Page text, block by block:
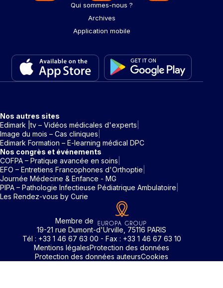
Qui sommes-nous ?
Archives
Application mobile
Nos autres sites
Edimark |tv – Vidéos médicales d'experts
Image du mois – Cas cliniques
Edimark Formation – E-learning médical DPC
Nos congrès et événements
COFPA – Pratique avancée en soins
EFO – Entretiens Francophones d'Orthoptie
Journée Médecine & Enfance - MG
PIPA – Pathologie Infectieuse Pédiatrique Ambulatoire
Les Rendez-vous by Curie
Membre de
19-21 rue Dumont-d'Urville, 75116 PARIS
Tél : +33 1 46 67 63 00 - Fax : +33 1 46 67 63 10
Mentions légalesProtection des données
Protection des données auteursCookies